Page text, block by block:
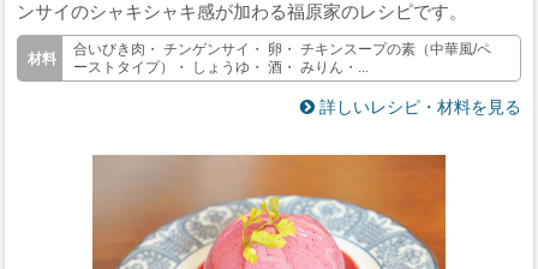
ンサイのシャキシャキ感が加わる福原家のレシピです。
合いびき肉・ チンゲンサイ・ 卵・ チキンスープの素（中華風/ペ
ーストタイプ）・ しょうゆ・ 酒・ みりん・...
詳しいレシピ・材料を見る